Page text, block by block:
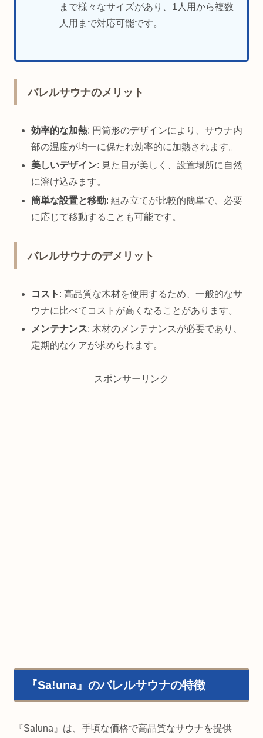
まで様々なサイズがあり、1人用から複数
人用まで対応可能です。
バレルサウナのメリット
効率的な加熱: 円筒形のデザインにより、サウナ内
部の温度が均一に保たれ効率的に加熱されます。
美しいデザイン: 見た目が美しく、設置場所に自然
に溶け込みます。
簡単な設置と移動: 組み立てが比較的簡単で、必要
に応じて移動することも可能です。
バレルサウナのデメリット
コスト : 高品質な木材を使用するため、一般的なサ
ウナに比べてコストが高くなることがあります。
メンテナンス: 木材のメンテナンスが必要であり、
定期的なケアが求められます。
スポンサーリンク
『Sa!una』のバレルサウナの特徴
『Sa!una』は、手頃な価格で高品質なサウナを提供